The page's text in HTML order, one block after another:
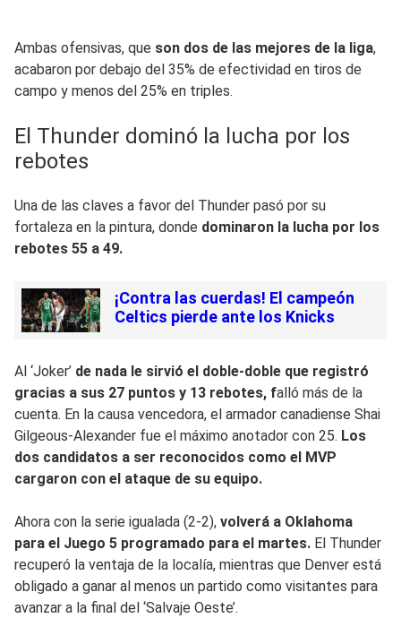
Ambas ofensivas, que son dos de las mejores de la liga,
acabaron por debajo del 35% de efectividad en tiros de
campo y menos del 25% en triples.
El Thunder dominó la lucha por los
rebotes
Una de las claves a favor del Thunder pasó por su
fortaleza en la pintura, donde dominaron la lucha por los
rebotes 55 a 49.
¡Contra las cuerdas! El campeón
Celtics pierde ante los Knicks
Al ‘Joker’ de nada le sirvió el doble-doble que registró
gracias a sus 27 puntos y 13 rebotes, falló más de la
cuenta. En la causa vencedora, el armador canadiense Shai
Gilgeous-Alexander fue el máximo anotador con 25. Los
dos candidatos a ser reconocidos como el MVP
cargaron con el ataque de su equipo.
Ahora con la serie igualada (2-2), volverá a Oklahoma
para el Juego 5 programado para el martes. El Thunder
recuperó la ventaja de la localía, mientras que Denver está
obligado a ganar al menos un partido como visitantes para
avanzar a la final del ‘Salvaje Oeste’.